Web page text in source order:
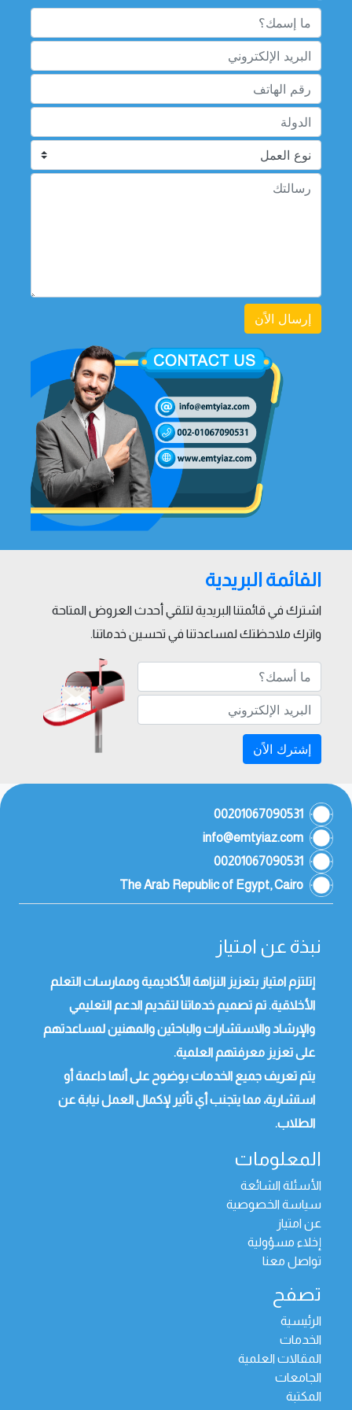
إرسال الاًن
القائمة البريدية
اشترك في قائمتنا البريدية لتلقي أحدث العروض المتاحة
واترك ملاحظتك لمساعدتنا في تحسين خدماتنا.
إشترك الاًن
00201067090531
info@emtyiaz.com
00201067090531
The Arab Republic of Egypt, Cairo
نبذة عن امتياز
إتلتزم امتياز بتعزيز النزاهة الأكاديمية وممارسات التعلم
الأخلاقية. تم تصميم خدماتنا لتقديم الدعم التعليمي
والإرشاد والاستشارات والباحثين والمهنين لمساعدتهم
على تعزيز معرفتهم العلمية.
يتم تعريف جميع الخدمات بوضوح على أنها داعمة أو
استشارية، مما يتجنب أي تأثير لإكمال العمل نيابة عن
الطلاب.
المعلومات
الأسئلة الشائعة
سياسة الخصوصية
عن امتياز
إخلاء مسؤولية
تواصل معنا
تصفح
الرئيسية
الخدمات
المقالات العلمية
الجامعات
المكتبة